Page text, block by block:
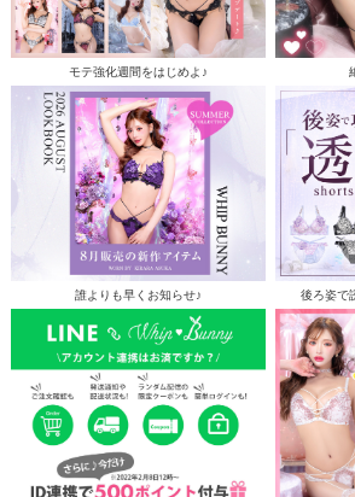
モテ強化週間をはじめよ♪
誰よりも早くお知らせ♪ 後ろ姿で